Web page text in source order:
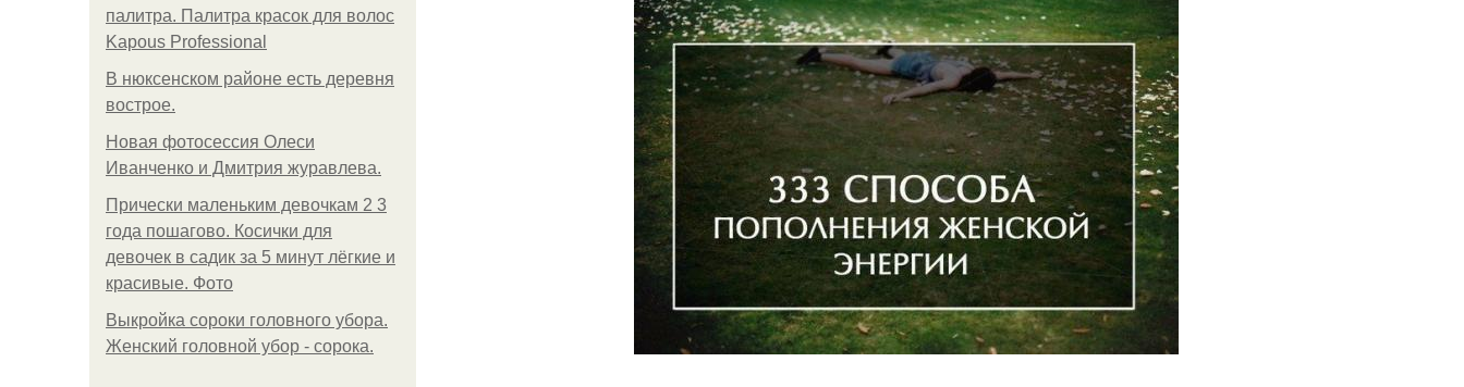
палитра. Палитра красок для волос
Kapous Professional
В нюксенском районе есть деревня
вострое.
Новая фотосессия Олеси
Иванченко и Дмитрия журавлева.
Прически маленьким девочкам 2 3
года пошагово. Косички для
девочек в садик за 5 минут лёгкие и
красивые. Фото
Выкройка сороки головного убора.
Женский головной убор - сорока.